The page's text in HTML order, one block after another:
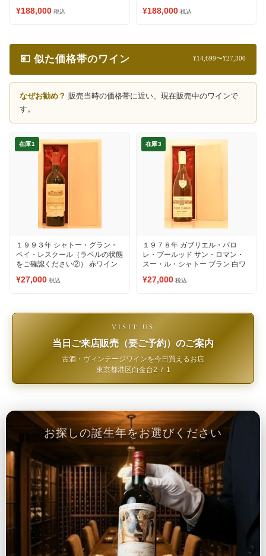
¥188,000 税込 ¥188,000 税込
💴 似た価格帯のワイン ¥14,699〜¥27,300
なぜお勧め？ 販売当時の価格帯に近い、現在販売中のワインで
す。
在庫1
１９９３年 シャトー・グラン・
ペイ・レスクール（ラベルの状態
をご確認ください②） 赤ワイン
¥27,000 税込
在庫3
１９７８年 ガブリエル・バロ
レ・ブールッド サン・ロマン・
スー・ル・シャトー ブラン 白ワ
¥27,000 税込
VISIT US
当日ご来店販売（要ご予約）のご案内
古酒・ヴィンテージワインを今日買えるお店
東京都港区白金台2-7-1
お探しの誕生年をお選びください